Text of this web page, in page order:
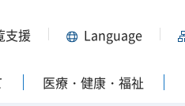
支援 Language
医療・健康・福祉